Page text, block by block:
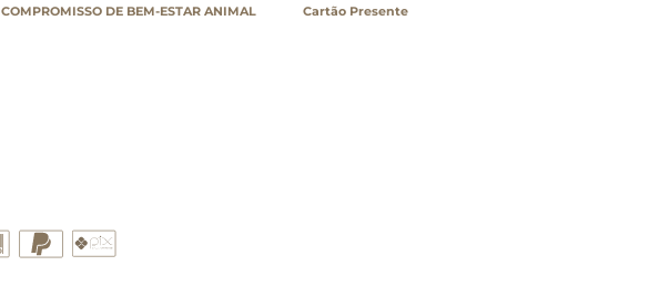
COMPROMISSO DE BEM-ESTAR ANIMAL
Cartão Presente